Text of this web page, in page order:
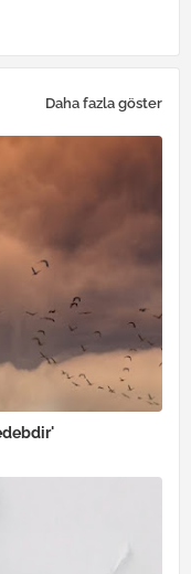
Daha fazla göster